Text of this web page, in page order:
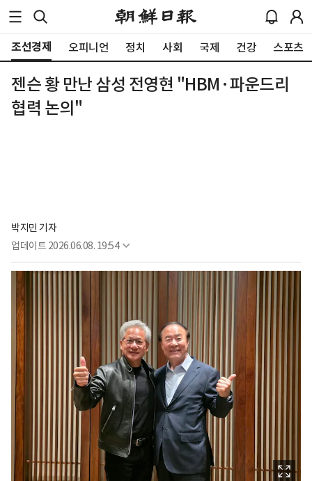
조선경제 오피니언 정치 사회 국제 건강 스포츠
젠슨 황 만난 삼성 전영현 "HBM·파운드리
협력 논의"
박지민 기자
업데이트 2026.06.08. 19:54